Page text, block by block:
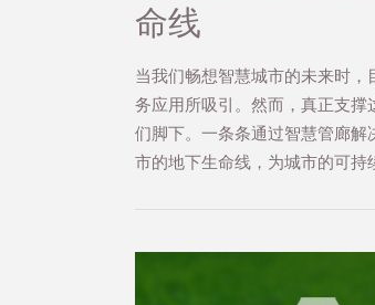
命线
当我们畅想智慧城市的未来时
务应用所吸引。然而，真正支
们脚下。一条条通过智慧管廊解
市的地下生命线，为城市的可持